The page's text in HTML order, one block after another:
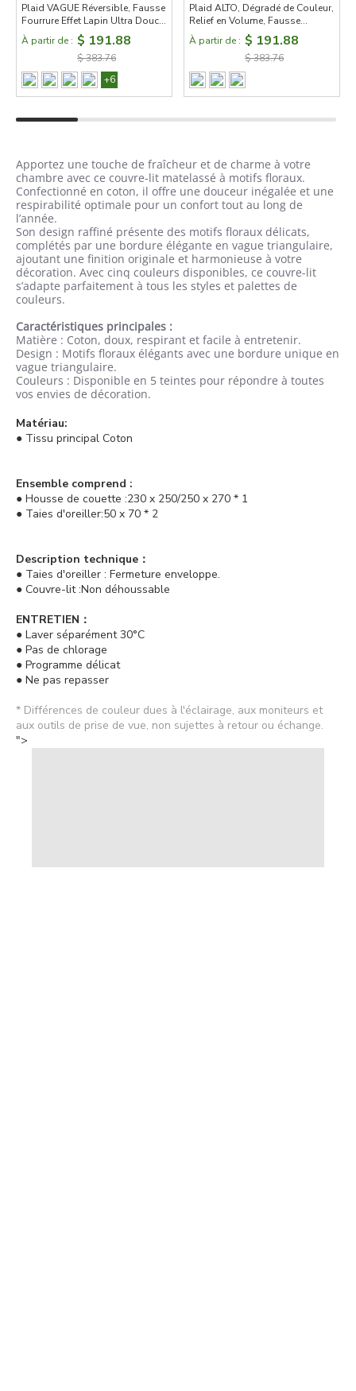
Plaid VAGUE Réversible, Fausse
Fourrure Effet Lapin Ultra Douce,
Texture Plissée, 150 × 180 cm
À partir de : $ 191.88
$ 383.76
+6
Plaid ALTO, Dégradé de Couleur,
Relief en Volume, Fausse
Fourrure Effet Lapin Douce, 150
× 180 cm
À partir de : $ 191.88
$ 383.76
Apportez une touche de fraîcheur et de charme à votre
chambre avec ce couvre-lit matelassé à motifs floraux.
Confectionné en coton, il offre une douceur inégalée et une
respirabilité optimale pour un confort tout au long de
l’année.
Son design raffiné présente des motifs floraux délicats,
complétés par une bordure élégante en vague triangulaire,
ajoutant une finition originale et harmonieuse à votre
décoration. Avec cinq couleurs disponibles, ce couvre-lit
s’adapte parfaitement à tous les styles et palettes de
couleurs.
Caractéristiques principales :
Matière : Coton, doux, respirant et facile à entretenir.
Design : Motifs floraux élégants avec une bordure unique en
vague triangulaire.
Couleurs : Disponible en 5 teintes pour répondre à toutes
vos envies de décoration.
Matériau:
● Tissu principal Coton
Ensemble comprend :
● Housse de couette :230 x 250/250 x 270 * 1
● Taies d'oreiller:50 x 70 * 2
Description technique：
● Taies d'oreiller : Fermeture enveloppe.
● Couvre-lit :Non déhoussable
ENTRETIEN：
● Laver séparément 30°C
● Pas de chlorage
● Programme délicat
● Ne pas repasser
* Différences de couleur dues à l'éclairage, aux moniteurs et
aux outils de prise de vue, non sujettes à retour ou échange.
">